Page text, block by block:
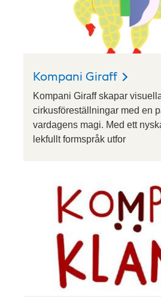
Kompani Giraff
Kompani Giraff skapar
cirkusföreställningar med en
vardagens magi. Med ett
lekfullt formspråk utfor